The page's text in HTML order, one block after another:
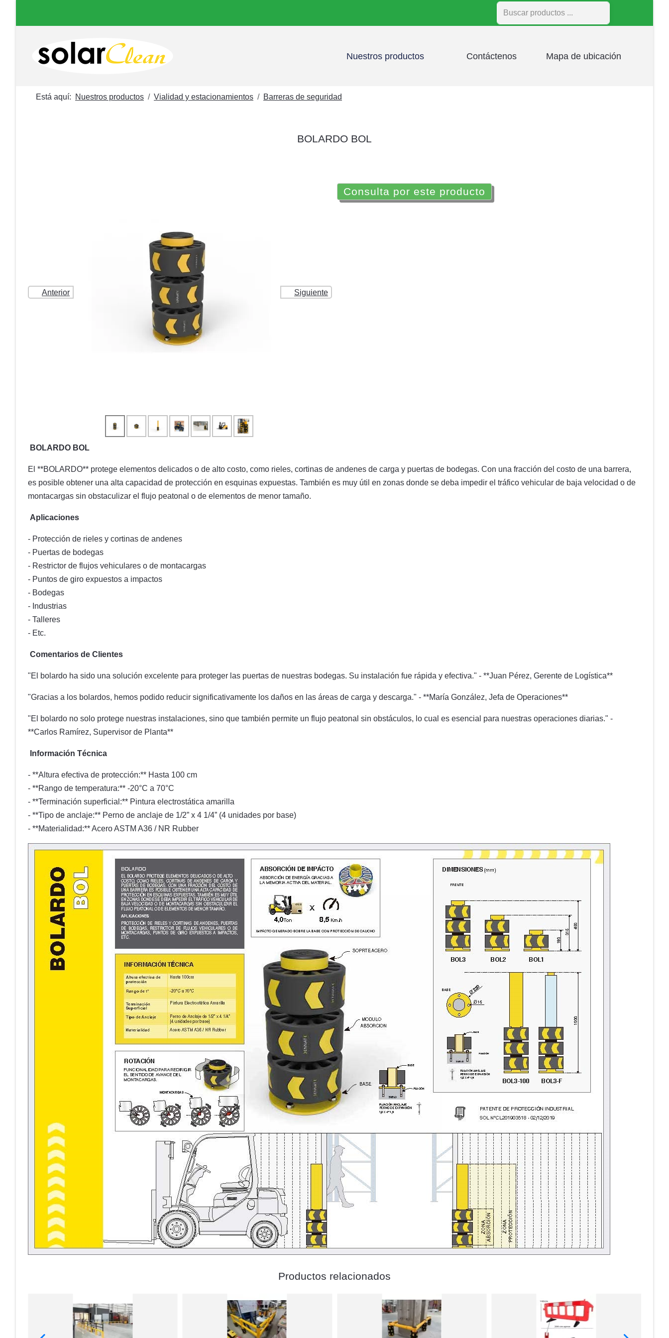
Buscar
Nuestros productos Contáctenos Mapa de ubicación
Está aquí: Nuestros productos Vialidad y estacionamientos Barreras de seguridad
BOLARDO BOL
Anterior Siguiente
Consulta por este producto
BOLARDO BOL
El **BOLARDO** protege elementos delicados o de alto costo, como rieles, cortinas de andenes de carga y puertas de bodegas. Con una fracción del costo de una barrera,
es posible obtener una alta capacidad de protección en esquinas expuestas. También es muy útil en zonas donde se deba impedir el tráfico vehicular de baja velocidad o de
montacargas sin obstaculizar el flujo peatonal o de elementos de menor tamaño.
Aplicaciones
- Protección de rieles y cortinas de andenes
- Puertas de bodegas
- Restrictor de flujos vehiculares o de montacargas
- Puntos de giro expuestos a impactos
- Bodegas
- Industrias
- Talleres
- Etc.
Comentarios de Clientes
"El bolardo ha sido una solución excelente para proteger las puertas de nuestras bodegas. Su instalación fue rápida y efectiva." - **Juan Pérez, Gerente de Logística**
"Gracias a los bolardos, hemos podido reducir significativamente los daños en las áreas de carga y descarga." - **María González, Jefa de Operaciones**
"El bolardo no solo protege nuestras instalaciones, sino que también permite un flujo peatonal sin obstáculos, lo cual es esencial para nuestras operaciones diarias." -
**Carlos Ramírez, Supervisor de Planta**
Información Técnica
- **Altura efectiva de protección:** Hasta 100 cm
- **Rango de temperatura:** -20°C a 70°C
- **Terminación superficial:** Pintura electrostática amarilla
- **Tipo de anclaje:** Perno de anclaje de 1/2” x 4 1/4” (4 unidades por base)
- **Materialidad:** Acero ASTM A36 / NR Rubber
Productos relacionados